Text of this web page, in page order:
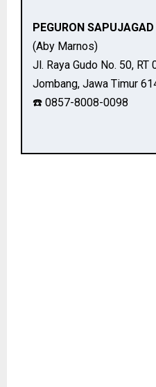
PEGURON
(Aby Marnos)
Jl. Raya Gudo No. 50, RT
Jombang, Jawa Timur
☎️ 0857-8008-0098